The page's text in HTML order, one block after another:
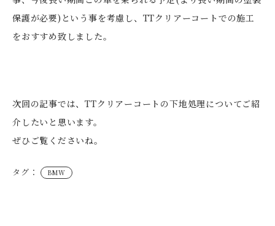
保護が必要)という事を考慮し、TTクリアーコートでの施工
をおすすめ致しました。
次回の記事では、TTクリアーコートの下地処理についてご紹
介したいと思います。
ぜひご覧くださいね。
タグ： BMW